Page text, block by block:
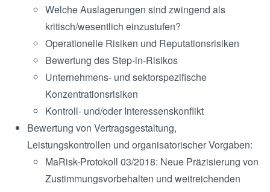
Welche Auslagerungen sind zwingend als
kritisch/wesentlich einzustufen?
Operationelle Risiken und Reputationsrisiken
Bewertung des Step-in-Risikos
Unternehmens- und sektorspezifische
Konzentrationsrisiken
Kontroll- und/oder Interessenskonflikt
Bewertung von Vertragsgestaltung,
Leistungskontrollen und organisatorischer Vorgaben:
MaRisk-Protokoll 03/2018: Neue Präzisierung von
Zustimmungsvorbehalten und weitreichenden